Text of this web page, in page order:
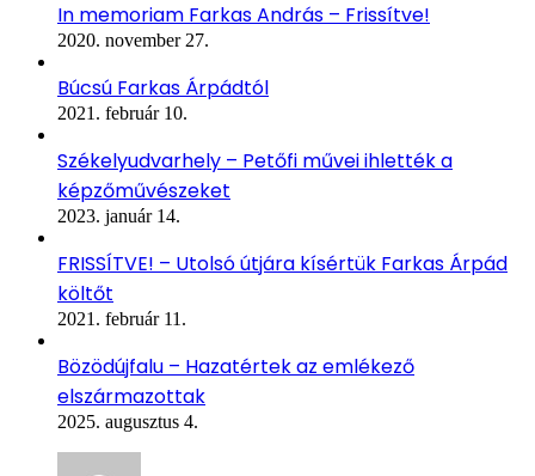
In memoriam Farkas András – Frissítve!
2020. november 27.
Búcsú Farkas Árpádtól
2021. február 10.
Székelyudvarhely – Petőfi művei ihlették a
képzőművészeket
2023. január 14.
FRISSÍTVE! – Utolsó útjára kísértük Farkas Árpád
költőt
2021. február 11.
Bözödújfalu – Hazatértek az emlékező
elszármazottak
2025. augusztus 4.